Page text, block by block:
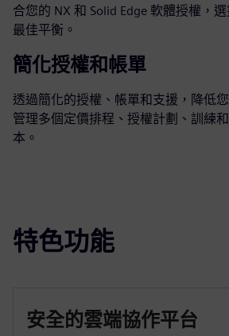
合您的 NX 和 Solid Edge 軟體授權，
最佳平衡。
簡化授權和帳單
透過簡化的授權、帳單和支援，降低
管理多個定價排程、授權計劃、訓練
本。
特色功能
安全的雲端協作平台